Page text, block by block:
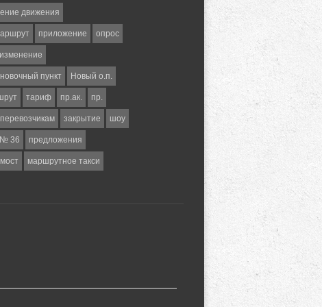
движения
приложение опрос
пункт Новый о.п.
тариф пр.ак. пр.
перевозчикам закрытие шоу
№ 36 предложения
маршрутное такси